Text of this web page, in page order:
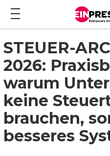
STEUER-
2026:
warum
keine
brauchen,
besseres